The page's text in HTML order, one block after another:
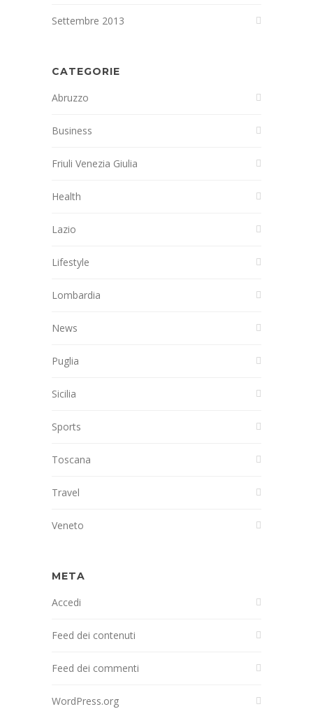
Settembre 2013
CATEGORIE
Abruzzo
Business
Friuli Venezia Giulia
Health
Lazio
Lifestyle
Lombardia
News
Puglia
Sicilia
Sports
Toscana
Travel
Veneto
META
Accedi
Feed dei contenuti
Feed dei commenti
WordPress.org